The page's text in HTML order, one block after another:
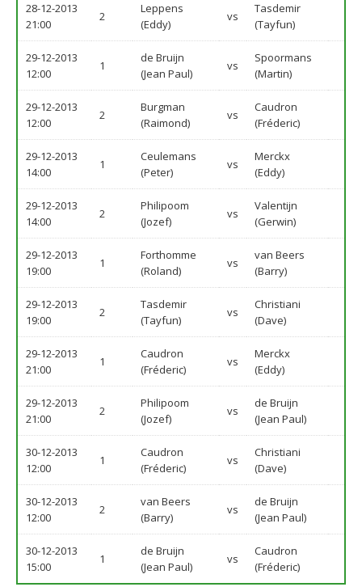
28-12-2013
21:00
2
Leppens
(Eddy)
vs
Tasdemir
(Tayfun)
29-12-2013
12:00
1
de Bruijn
(Jean Paul)
vs
Spoormans
(Martin)
29-12-2013
12:00
2
Burgman
(Raimond)
vs
Caudron
(Fréderic)
29-12-2013
14:00
1
Ceulemans
(Peter)
vs
Merckx
(Eddy)
29-12-2013
14:00
2
Philipoom
(Jozef)
vs
Valentijn
(Gerwin)
29-12-2013
19:00
1
Forthomme
(Roland)
vs
van Beers
(Barry)
29-12-2013
19:00
2
Tasdemir
(Tayfun)
vs
Christiani
(Dave)
29-12-2013
21:00
1
Caudron
(Fréderic)
vs
Merckx
(Eddy)
29-12-2013
21:00
2
Philipoom
(Jozef)
vs
de Bruijn
(Jean Paul)
30-12-2013
12:00
1
Caudron
(Fréderic)
vs
Christiani
(Dave)
30-12-2013
12:00
2
van Beers
(Barry)
vs
de Bruijn
(Jean Paul)
30-12-2013
15:00
1
de Bruijn
(Jean Paul)
vs
Caudron
(Fréderic)